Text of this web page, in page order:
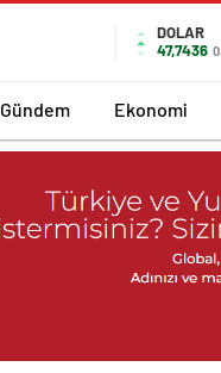
DOLAR
47,7436
Gündem Ekonomi